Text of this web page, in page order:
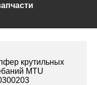
крутильных
MTU